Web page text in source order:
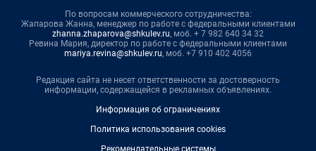
По вопросам коммерческого сотрудничества:
Жапарова Жанна, менеджер по работе с федеральными клиентами
zhanna.zhaparova@shkulev.ru, моб. + 7 982 640 34 32
Ревина Мария, директор по работе с федеральными клиентами
mariya.revina@shkulev.ru, моб. +7 910 402 4056
Редакция сайта не несет ответственности за достоверность
информации, содержащейся в рекламных объявлениях.
Информация об ограничениях
Политика использования cookies
Рекомендательные системы